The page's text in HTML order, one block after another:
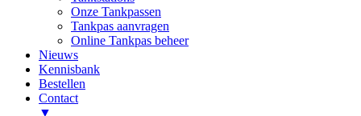
Onze Tankpassen
Tankpas aanvragen
Online Tankpas beheer
Nieuws
Kennisbank
Bestellen
Contact
▼